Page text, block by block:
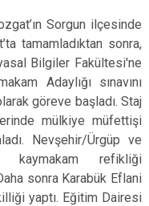
Sorgun ilçesinde
tamamladıktan sonra,
Bilgiler Fakültesi'ne
Adaylığı sınavını
göreve başladı. Staj
mülkiye müfettişi
Nevşehir/Ürgüp ve
kaymakam refikliği
sonra Karabük Eflani
yaptı. Eğitim Dairesi